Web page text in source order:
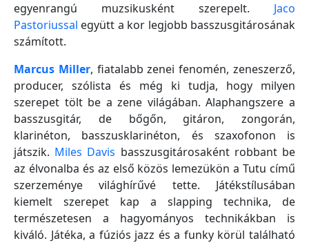
egyenrangú muzsikusként szerepelt. Jaco
Pastoriussal együtt a kor legjobb basszusgitárosának
számított.
Marcus Miller, fiatalabb zenei fenomén, zeneszerző,
producer, szólista és még ki tudja, hogy milyen
szerepet tölt be a zene világában. Alaphangszere a
basszusgitár, de bőgőn, gitáron, zongorán,
klarinéton, basszusklarinéton, és szaxofonon is
játszik. Miles Davis basszusgitárosaként robbant be
az élvonalba és az első közös lemezükön a Tutu című
szerzeménye világhírűvé tette. Játékstílusában
kiemelt szerepet kap a slapping technika, de
természetesen a hagyományos technikákban is
kiváló. Játéka, a fúziós jazz és a funky körül található